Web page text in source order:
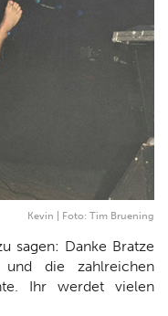
Kevin | Foto: Tim Bruening
sagen: Danke Bratze
die zahlreichen
Ihr werdet vielen